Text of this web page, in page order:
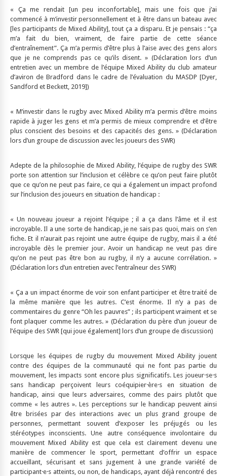
« Ça me rendait [un peu inconfortable], mais une fois que j’ai
commencé à m’investir personnellement et à être dans un bateau avec
[les participants de Mixed Ability], tout ça a disparu. Et je pensais : “ça
m’a fait du bien, vraiment, de faire partie de cette séance
d’entraînement”. Ça m’a permis d’être plus à l’aise avec des gens alors
que je ne comprends pas ce qu’ils disent. » (Déclaration lors d’un
entretien avec un membre de l’équipe Mixed Ability du club amateur
d’aviron de Bradford dans le cadre de l’évaluation du MASDP [Dyer,
Sandford et Beckett, 2019])
« M’investir dans le rugby avec Mixed Ability m’a permis d’être moins
rapide à juger les gens et m’a permis de mieux comprendre et d’être
plus conscient des besoins et des capacités des gens. » (Déclaration
lors d’un groupe de discussion avec les joueurs des SWR)
Adepte de la philosophie de Mixed Ability, l’équipe de rugby des SWR
porte son attention sur l’inclusion et célèbre ce qu’on peut faire plutôt
que ce qu’on ne peut pas faire, ce qui a également un impact profond
sur l’inclusion des joueurs en situation de handicap :
« Un nouveau joueur a rejoint l’équipe ; il a ça dans l’âme et il est
incroyable. Il a une sorte de handicap, je ne sais pas quoi, mais on s’en
fiche. Et il n’aurait pas rejoint une autre équipe de rugby, mais il a été
incroyable dès le premier jour. Avoir un handicap ne veut pas dire
qu’on ne peut pas être bon au rugby, il n’y a aucune corrélation. »
(Déclaration lors d’un entretien avec l’entraîneur des SWR)
« Ça a un impact énorme de voir son enfant participer et être traité de
la même manière que les autres. C’est énorme. Il n’y a pas de
commentaires du genre “Oh les pauvres” ; ils participent vraiment et se
font plaquer comme les autres. » (Déclaration du père d’un joueur de
l’équipe des SWR [qui joue également] lors d’un groupe de discussion)
Lorsque les équipes de rugby du mouvement Mixed Ability jouent
contre des équipes de la communauté qui ne font pas partie du
mouvement, les impacts sont encore plus significatifs. Les joueur·se·s
sans handicap perçoivent leurs coéquipier·ère·s en situation de
handicap, ainsi que leurs adversaires, comme des pairs plutôt que
comme « les autres ». Les perceptions sur le handicap peuvent ainsi
être brisées par des interactions avec un plus grand groupe de
personnes, permettant souvent d’exposer les préjugés ou les
stéréotypes inconscients. Une autre conséquence involontaire du
mouvement Mixed Ability est que cela est clairement devenu une
manière de commencer le sport, permettant d’offrir un espace
accueillant, sécurisant et sans jugement à une grande variété de
participant·e·s atteints, ou non, de handicaps, ayant déjà rencontré des